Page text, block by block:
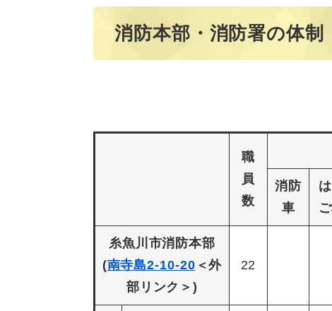
消防本部・消防署の体制
職
員
数
消防
車
糸魚川市消防本部
(南寺島2-10-20 ＜外
部リンク＞)
22